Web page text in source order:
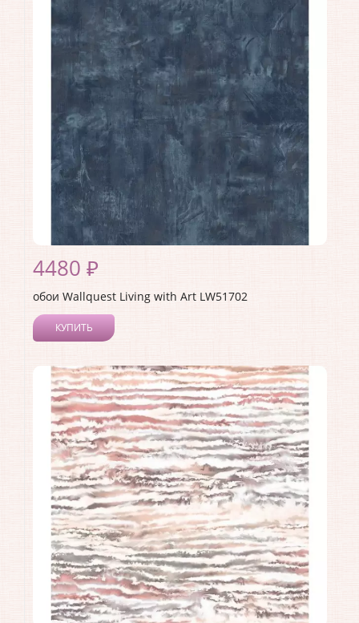
4480 ₽
обои Wallquest Living with Art LW51702
КУПИТЬ
Коллекция:Living with Art
Длина рулона:8.23
Ширина рулона:0.68
Материал покрытия:Акриловое
Страна:США
Материал основы:Бумага
Раппорт:64